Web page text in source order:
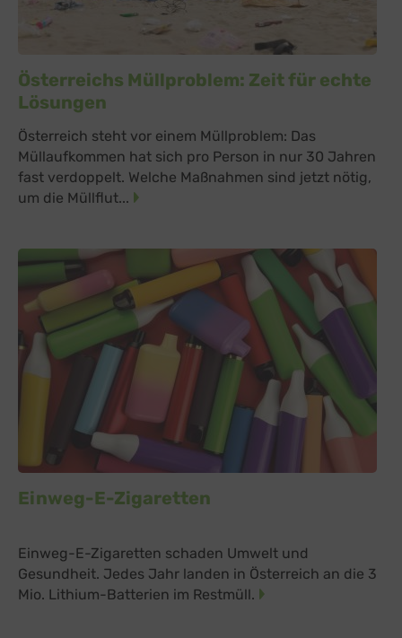
Österreichs Müllproblem: Zeit für echte
Lösungen
Österreich steht vor einem Müllproblem: Das
Müllaufkommen hat sich pro Person in nur 30 Jahren
fast verdoppelt. Welche Maßnahmen sind jetzt nötig,
um die Müllflut...
Einweg-E-Zigaretten
Einweg-E-Zigaretten schaden Umwelt und
Gesundheit. Jedes Jahr landen in Österreich an die 3
Mio. Lithium-Batterien im Restmüll.